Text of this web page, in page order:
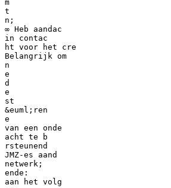
m
t
n;
∞ Heb aandac
in contac
ht voor het cre
Belangrijk om
n
e
d
e
st
&euml;ren
e
van een onde
acht te b
rsteunend
JMZ-es aand
netwerk;
ende:
aan het volg